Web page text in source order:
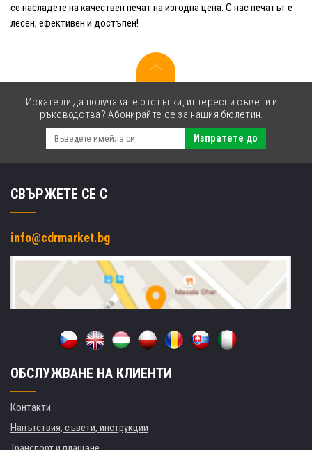
се насладете на качествен печат на изгодна цена. С нас печатът е
лесен, ефективен и достъпен!
Искате ли да получавате отстъпки, интересни съвети и
ръководства? Абонирайте се за нашия бюлетин.
Изпратете до
СВЪРЖЕТЕ СЕ С
info@cdrmarket.bg
ОБСЛУЖВАНЕ НА КЛИЕНТИ
Контакти
Напътствия, съвети, инструкции